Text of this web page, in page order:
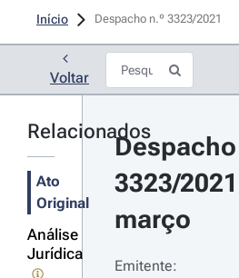
Início Despacho n.º 3323/2021
Voltar
Relacionados
Ato
Original
Análise
Jurídica
3323/
março
Emitente: